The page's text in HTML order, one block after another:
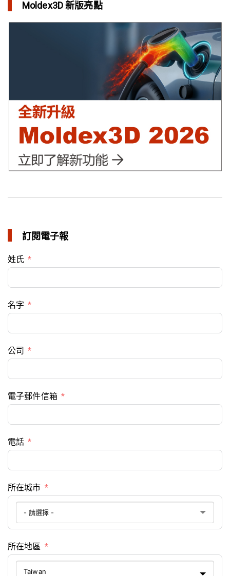
異型水路可行性驗證 縮短USB外殼生產週期
Moldex3D 新版亮點
訂閱電子報
姓氏
名字
公司
電子郵件信箱
電話
所在城市
所在地區
Taiwan